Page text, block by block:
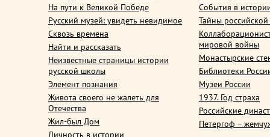
На пути к Великой Победе
Русский музей: увидеть невидимое
Сквозь времена
Найти и рассказать
Неизвестные страницы истории
русской школы
Элемент познания
Живота своего не жалеть для
Отечества
Жил-был Дом
Личность в истории
События в
Тайны
мировой войны
Монастырские
Библиотеки
Музеи России
1937. Год страха
Российские
Петергоф –